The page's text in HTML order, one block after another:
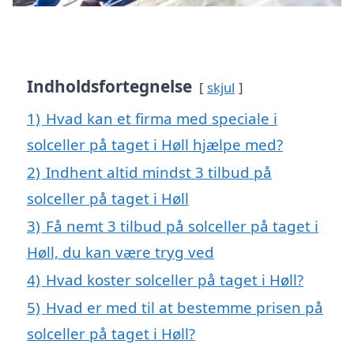
Indholdsfortegnelse skjul
1) Hvad kan et firma med speciale i
solceller på taget i Høll hjælpe med?
2) Indhent altid mindst 3 tilbud på
solceller på taget i Høll
3) Få nemt 3 tilbud på solceller på taget i
Høll, du kan være tryg ved
4) Hvad koster solceller på taget i Høll?
5) Hvad er med til at bestemme prisen på
solceller på taget i Høll?